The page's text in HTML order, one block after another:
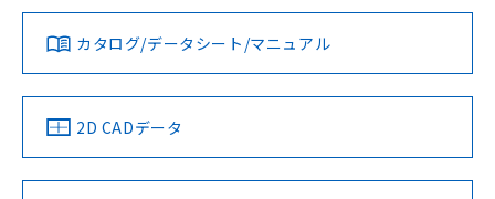
ダウンロードデータをご利用いただく前に、以下を必ずお読
みください。
ソフトウェアの使用条件
対応済み
中国 RoHS 注意事項・凡例
カタログ/データシート/マニュアル
2D CADデータ